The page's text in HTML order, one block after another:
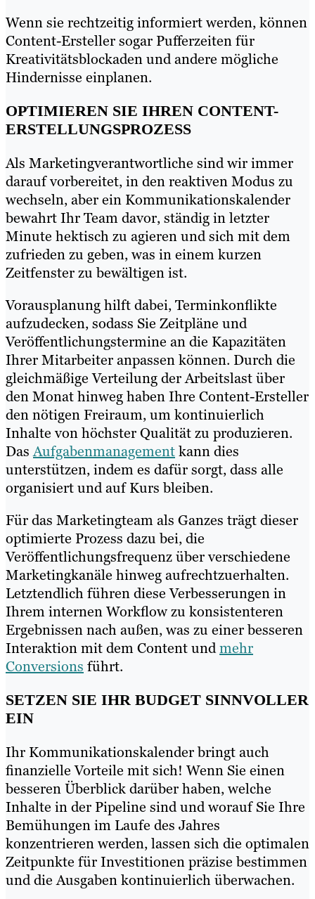
Wenn sie rechtzeitig informiert werden, können
Content-Ersteller sogar Pufferzeiten für
Kreativitätsblockaden und andere mögliche
Hindernisse einplanen.
OPTIMIEREN SIE IHREN CONTENT-
ERSTELLUNGSPROZESS
Als Marketingverantwortliche sind wir immer
darauf vorbereitet, in den reaktiven Modus zu
wechseln, aber ein Kommunikationskalender
bewahrt Ihr Team davor, ständig in letzter
Minute hektisch zu agieren und sich mit dem
zufrieden zu geben, was in einem kurzen
Zeitfenster zu bewältigen ist.
Vorausplanung hilft dabei, Terminkonflikte
aufzudecken, sodass Sie Zeitpläne und
Veröffentlichungstermine an die Kapazitäten
Ihrer Mitarbeiter anpassen können. Durch die
gleichmäßige Verteilung der Arbeitslast über
den Monat hinweg haben Ihre Content-Ersteller
den nötigen Freiraum, um kontinuierlich
Inhalte von höchster Qualität zu produzieren.
DasAufgabenmanagementkann dies
unterstützen, indem es dafür sorgt, dass alle
organisiert und auf Kurs bleiben.
Für das Marketingteam als Ganzes trägt dieser
optimierte Prozess dazu bei, die
Veröffentlichungsfrequenz über verschiedene
Marketingkanäle hinweg aufrechtzuerhalten.
Letztendlich führen diese Verbesserungen in
Ihrem internen Workflow zu konsistenteren
Ergebnissen nach außen, was zu einer besseren
Interaktion mit dem Content undmehr
Conversions führt.
SETZEN SIE IHR BUDGET SINNVOLLER
EIN
Ihr Kommunikationskalender bringt auch
finanzielle Vorteile mit sich! Wenn Sie einen
besseren Überblick darüber haben, welche
Inhalte in der Pipeline sind und worauf Sie Ihre
Bemühungen im Laufe des Jahres
konzentrieren werden, lassen sich die optimalen
Zeitpunkte für Investitionen präzise bestimmen
und die Ausgaben kontinuierlich überwachen.